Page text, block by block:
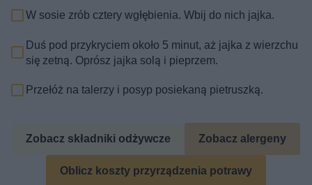
W sosie zrób cztery wgłębienia. Wbij do nich jajka.
Duś pod przykryciem około 5 minut, aż jajka z wierzchu
się zetną. Oprósz jajka solą i pieprzem.
Przełóż na talerzy i posyp posiekaną pietruszką.
Zobacz składniki odżywcze Zobacz alergeny
Oblicz koszty przyrządzenia potrawy